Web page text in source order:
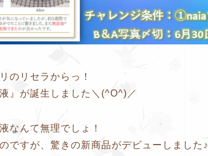
のリセラからっ！
』が誕生しました＼(^O^)／
なんて無理でしょ！
ですが、驚きの新商品がデビューしました♪